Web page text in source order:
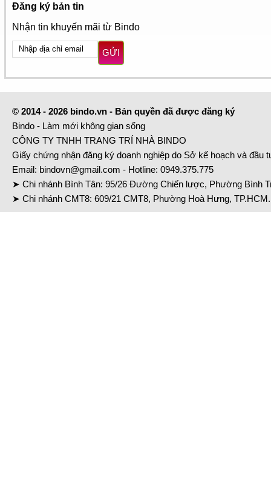
Đăng ký bản tin
Nhận tin khuyến mãi từ Bindo
GỬI
© 2014 - 2026 bindo.vn - Bản quyền đã được đăng ký
Bindo - Làm mới không gian sống
CÔNG TY TNHH TRANG TRÍ NHÀ BINDO
Giấy chứng nhận đăng ký doanh nghiệp do Sở kế hoạch và đầu
Email: bindovn@gmail.com - Hotline: 0949.375.775
➤ Chi nhánh Bình Tân: 95/26 Đường Chiến lược, Phường Bình
➤ Chi nhánh CMT8: 609/21 CMT8, Phường Hoà Hưng,